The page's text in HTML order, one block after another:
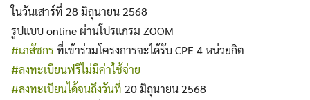
ในวันเสาร์ที่ 28 มิถุนายน 2568
รูปแบบ online ผ่านโปรแกรม ZOOM
#เภสัชกร ที่เข้าร่วมโครงการจะได้รับ CPE 4 หน่วยกิต
#ลงทะเบียนฟรีไม่มีค่าใช้จ่าย
#ลงทะเบียนได้จนถึงวันที่ 20 มิถุนายน 2568